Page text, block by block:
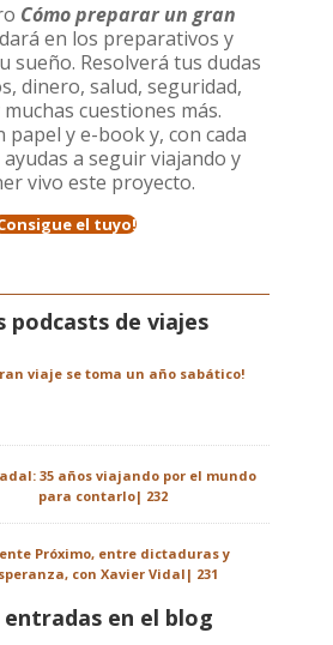
Cómo preparar un gran
en los preparativos y
sueño. Resolverá tus dudas
dinero, salud, seguridad,
cuestiones más.
papel y e-book y, con cada
a seguir viajando y
vivo este proyecto.
el tuyo!
podcasts de viajes
viaje se toma un año sabático!
35 años viajando por el mundo
para contarlo| 232
Próximo, entre dictaduras y
con Xavier Vidal| 231
en el blog